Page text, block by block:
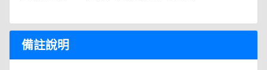
備註說明